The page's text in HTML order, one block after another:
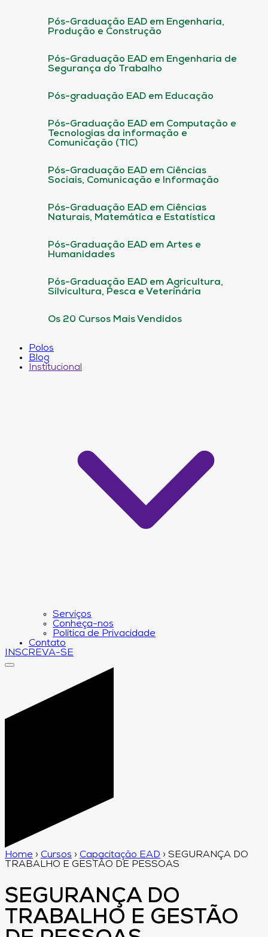
Pós-Graduação EAD em Engenharia,
Produção e Construção
Pós-Graduação EAD em Engenharia de
Segurança do Trabalho
Pós-graduação EAD em Educação
Pós-Graduação EAD em Computação e
Tecnologias da informação e
Comunicação (TIC)
Pós-Graduação EAD em Ciências
Sociais, Comunicação e Informação
Pós-Graduação EAD em Ciências
Naturais, Matemática e Estatística
Pós-Graduação EAD em Artes e
Humanidades
Pós-Graduação EAD em Agricultura,
Silvicultura, Pesca e Veterinária
Os 20 Cursos Mais Vendidos
Polos
Blog
Institucional
Serviços
Conheça-nos
Política de Privacidade
Contato
INSCREVA-SE
Home › Cursos › Capacitação EAD › SEGURANÇA DO
TRABALHO E GESTÃO DE PESSOAS
SEGURANÇA DO
TRABALHO E GESTÃO